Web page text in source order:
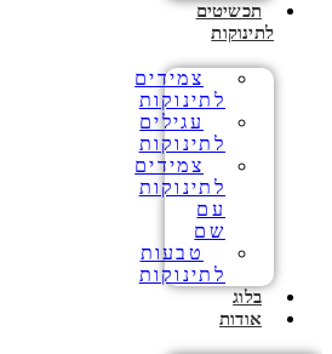
תכשיטים
לתינוקות
צמידים
לתינוקות
עגילים
לתינוקות
צמידים
לתינוקות
עם
שם
טבעות
לתינוקות
בלוג
אודות